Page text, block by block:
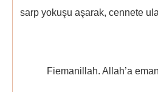
sarp yokuşu aşarak, cennete
Fiemanillah. Allah’a